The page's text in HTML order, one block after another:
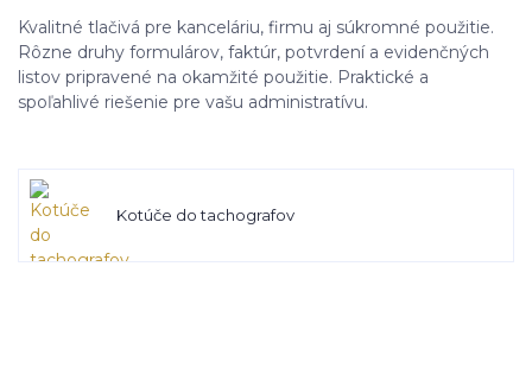
Kvalitné tlačivá pre kanceláriu, firmu aj súkromné použitie.
Rôzne druhy formulárov, faktúr, potvrdení a evidenčných
listov pripravené na okamžité použitie. Praktické a
spoľahlivé riešenie pre vašu administratívu.
Kotúče do tachografov